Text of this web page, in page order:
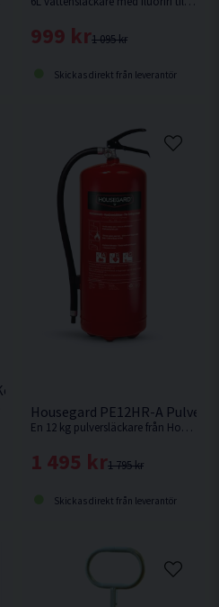
1 095 kr
999 kr
Skickas direkt från leverantör
Släckkärra/Brandvagn
Housegard PE12HR-A
En 12 kg pulversläckare från Housegard är ett rejält brandskydd och passar verksamheter inom industri, verkstad, bensinstation, sjöfart och lager.
1 795 kr
1 495 kr
Skickas direkt från leverantör